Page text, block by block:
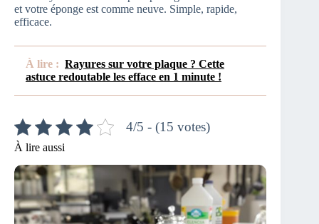
et votre éponge est comme neuve. Simple, rapide,
efficace.
À lire : Rayures sur votre plaque ? Cette
astuce redoutable les efface en 1 minute !
4/5 - (15 votes)
À lire aussi